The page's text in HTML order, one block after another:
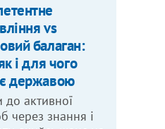
vs
балаган:
і для чого
державою
до активної
через знання і